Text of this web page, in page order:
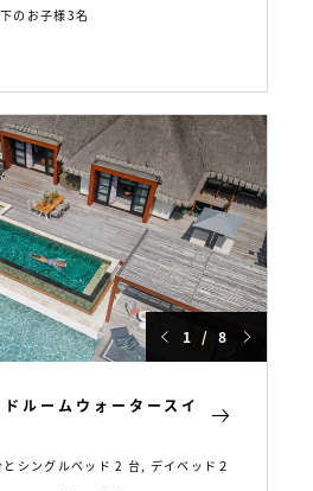
のお子様3名
1 / 8
ルームウォータースイ
シングルベッド 2 台, デイベッド２